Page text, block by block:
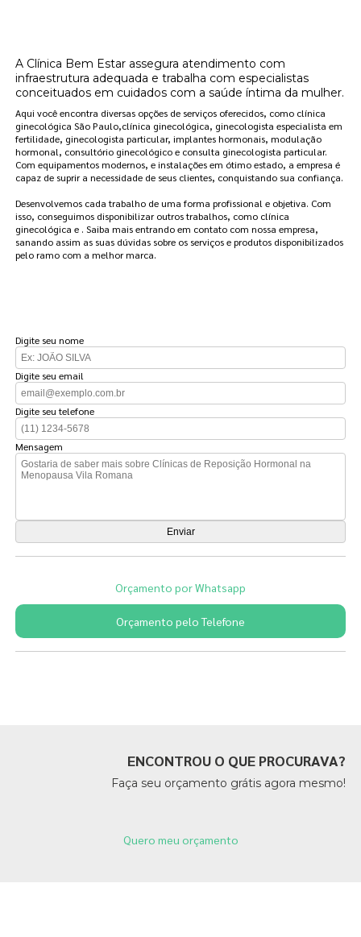
A Clínica Bem Estar assegura atendimento com
infraestrutura adequada e trabalha com especialistas
conceituados em cuidados com a saúde íntima da mulher.
Aqui você encontra diversas opções de serviços oferecidos, como clínica
ginecológica São Paulo,clínica ginecológica, ginecologista especialista em
fertilidade, ginecologista particular, implantes hormonais, modulação
hormonal, consultório ginecológico e consulta ginecologista particular.
Com equipamentos modernos, e instalações em ótimo estado, a empresa é
capaz de suprir a necessidade de seus clientes, conquistando sua confiança.
Desenvolvemos cada trabalho de uma forma profissional e objetiva. Com
isso, conseguimos disponibilizar outros trabalhos, como clínica
ginecológica e . Saiba mais entrando em contato com nossa empresa,
sanando assim as suas dúvidas sobre os serviços e produtos disponibilizados
pelo ramo com a melhor marca.
Digite seu nome
Digite seu email
Digite seu telefone
Mensagem
Orçamento por Whatsapp
Orçamento pelo Telefone
ENCONTROU O QUE PROCURAVA?
Faça seu orçamento grátis agora mesmo!
Quero meu orçamento